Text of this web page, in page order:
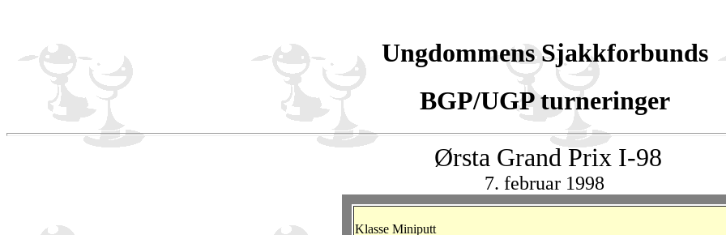
Ungdommens Sjakkforbunds
BGP/UGP turneringer
Ørsta Grand Prix I-98
7. februar 1998
Klasse Miniputt